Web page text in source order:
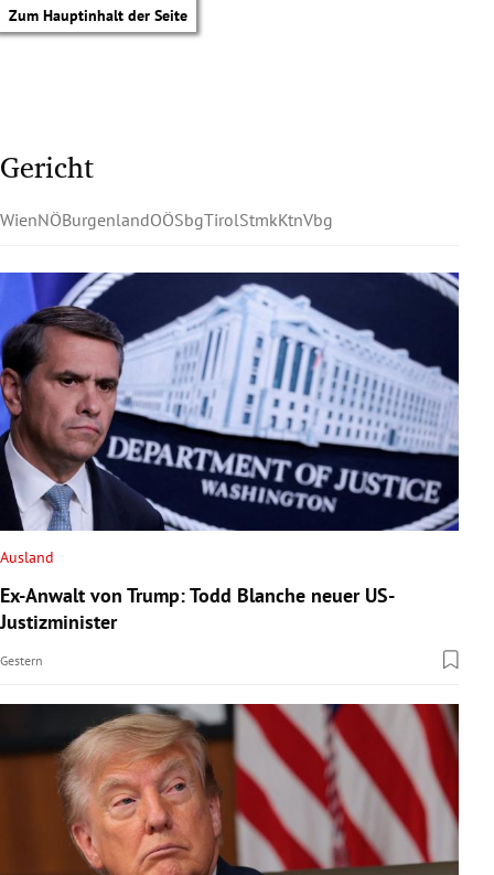
Zum Hauptinhalt der Seite
Untermenü
Untermenü
Untermenü
Untermenü
Untermenü
Untermenü
Untermenü
Gericht
WienNÖBurgenlandOÖSbgTirolStmkKtnVbg
Ausland
Ex-Anwalt von Trump: Todd Blanche neuer US-
Justizminister
Gestern